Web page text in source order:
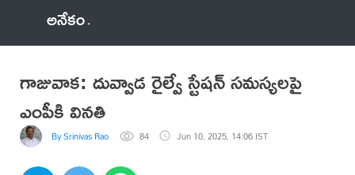
అనేకం
గాజువాక: దువ్వాడ రైల్వే స్టేషన్ సమస్యలపై
ఎంపీకి వినతి
By Srinivas Rao 84 Jun 10, 2025, 14:06 IST